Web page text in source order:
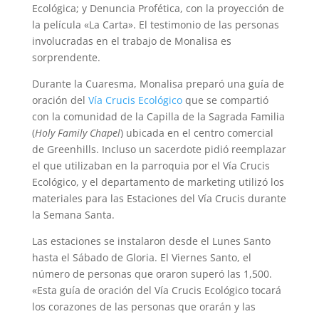
Ecológica; y Denuncia Profética, con la proyección de
la película «La Carta». El testimonio de las personas
involucradas en el trabajo de Monalisa es
sorprendente.
Durante la Cuaresma, Monalisa preparó una guía de
oración del Vía Crucis Ecológicoque se compartió
con la comunidad de la Capilla de la Sagrada Familia
(Holy Family Chapel) ubicada en el centro comercial
de Greenhills. Incluso un sacerdote pidió reemplazar
el que utilizaban en la parroquia por el Vía Crucis
Ecológico, y el departamento de marketing utilizó los
materiales para las Estaciones del Vía Crucis durante
la Semana Santa.
Las estaciones se instalaron desde el Lunes Santo
hasta el Sábado de Gloria. El Viernes Santo, el
número de personas que oraron superó las 1,500.
«Esta guía de oración del Vía Crucis Ecológico tocará
los corazones de las personas que orarán y las